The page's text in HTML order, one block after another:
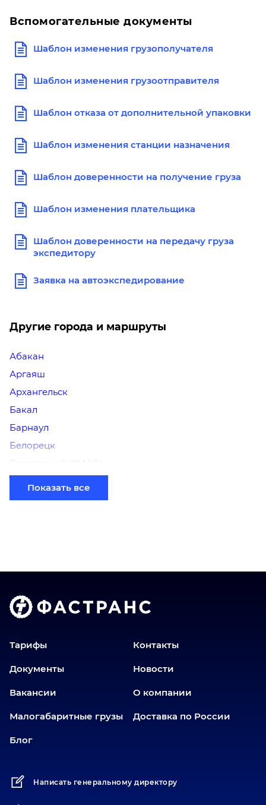
Вспомогательные документы
Шаблон изменения грузополучателя
Шаблон изменения грузоотправителя
Шаблон отказа от дополнительной упаковки
Шаблон изменения станции назначения
Шаблон доверенности на получение груза
Шаблон изменения плательщика
Шаблон доверенности на передачу груза
экспедитору
Заявка на автоэкспедирование
Другие города и маршруты
Абакан
Аргаяш
Архангельск
Бакал
Барнаул
Белорецк
Белоярский (ХМАО)
Березники
Бийск
Волгоград
Донецк
Еманжелинск
Заводоуковск
Златоуст
Иваново
Казань
Калининград
Показать все
Тарифы Контакты
Документы Новости
Вакансии О компании
Малогабаритные грузы Доставка по России
Блог
Написать генеральному директору